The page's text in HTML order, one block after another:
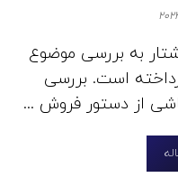
به بررسی موضوع
است. بررسی
از دستور فروش ...